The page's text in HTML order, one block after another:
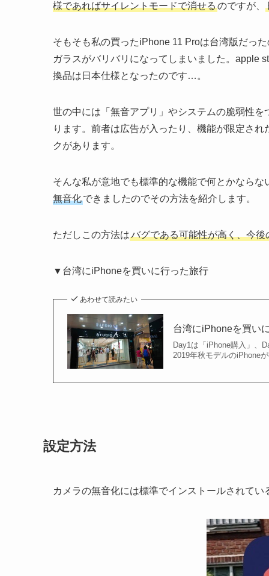
様であればサイレントモードで消せるのですが、
そもそも私の買ったiPhone 11 Proは台湾版だっ
ガラスがバリバリになってしまいました。apple
換品は日本仕様となったのです…。
世の中には「無音アプリ」やシステムの脆弱性
ります。前者は広告が入ったり、機能が限定さ
クがあります。
そんな私が意地でも標準的な機能で何とかならな
無音化できましたのでその方法を紹介します。
ただしこの方法はバグである可能性が高く、今
▼台湾にiPhoneを買いに行った旅行
あわせて読みたい
台湾にiPhoneを買い
Day1は「iPhone購入」、
2019年秋モデルのiPhone
設定方法
カメラの無音化には標準でインストールされてい